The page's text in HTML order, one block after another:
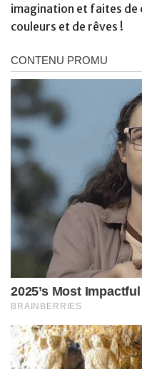
imagination et faites de
couleurs et de rêves !